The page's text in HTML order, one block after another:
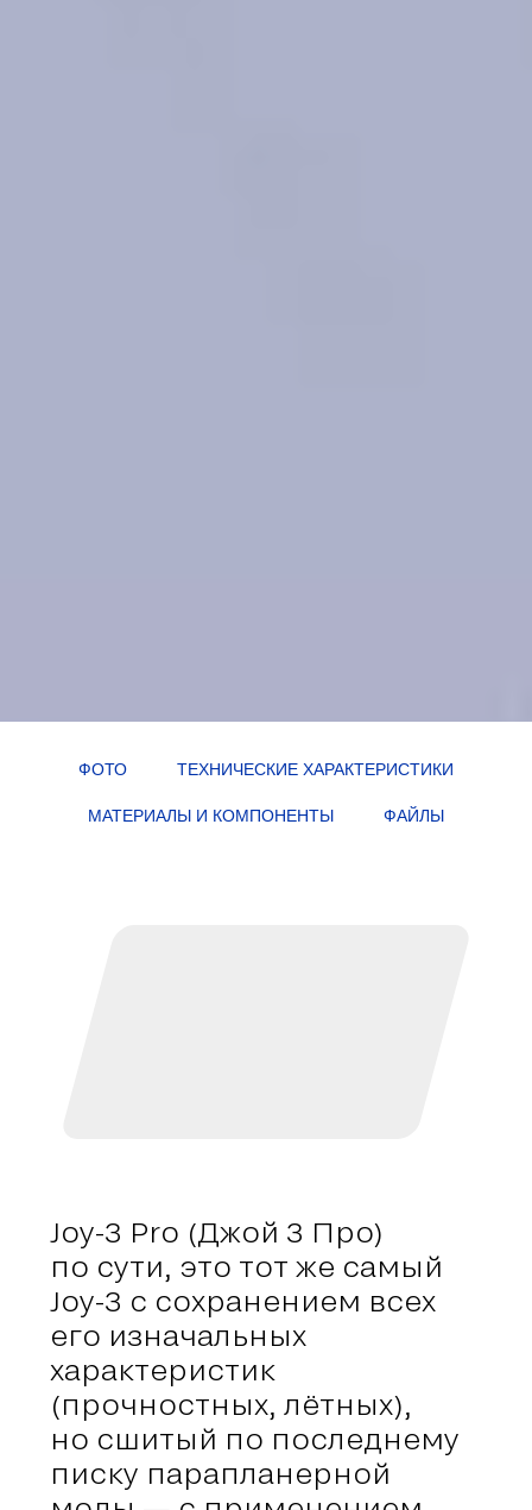
ФОТО ТЕХНИЧЕСКИЕ ХАРАКТЕРИСТИКИ
МАТЕРИАЛЫ И КОМПОНЕНТЫ ФАЙЛЫ
Joy-3 Pro (Джой 3 Про)
по сути, это тот же самый
Joy-3 с сохранением всех
его изначальных
характеристик
(прочностных, лётных),
но сшитый по последнему
писку парапланерной